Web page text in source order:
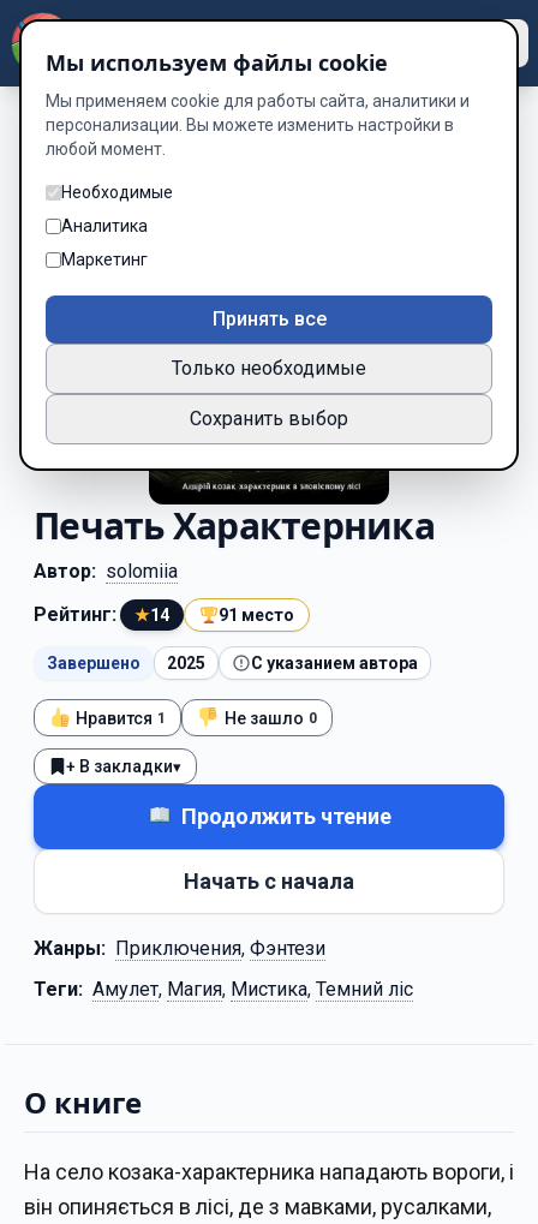
Печать Характерника
Автор: solomiia
Рейтинг:
★14 91 место
Завершено 2025 С указанием автора
Нравится 1 Не зашло 0
+ В закладки▾
Продолжить чтение
Начать с начала
Жанры: Приключения, Фэнтези
Теги: Амулет, Магия, Мистика, Темний ліс
О книге
На село козака-характерника нападають вороги, і
він опиняється в лісі, де з мавками, русалками,
Мы используем файлы cookie
Мы применяем cookie для работы сайта, аналитики и
персонализации. Вы можете изменить настройки в
любой момент.
Необходимые
Аналитика
Маркетинг
Принять все
Только необходимые
Сохранить выбор